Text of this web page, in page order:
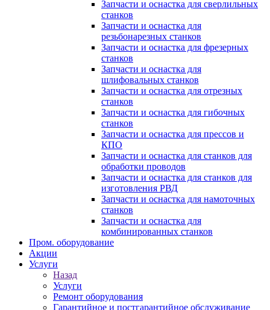
Запчасти и оснастка для сверлильных
станков
Запчасти и оснастка для
резьбонарезных станков
Запчасти и оснастка для фрезерных
станков
Запчасти и оснастка для
шлифовальных станков
Запчасти и оснастка для отрезных
станков
Запчасти и оснастка для гибочных
станков
Запчасти и оснастка для прессов и
КПО
Запчасти и оснастка для станков для
обработки проводов
Запчасти и оснастка для станков для
изготовления РВД
Запчасти и оснастка для намоточных
станков
Запчасти и оснастка для
комбинированных станков
Пром. оборудование
Акции
Услуги
Назад
Услуги
Ремонт оборудования
Гарантийное и постгарантийное обслуживание